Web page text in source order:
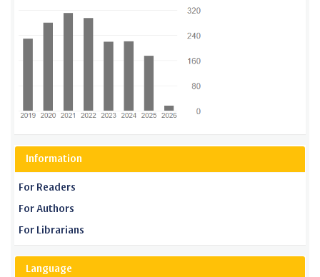
Information
For Readers
For Authors
For Librarians
Language